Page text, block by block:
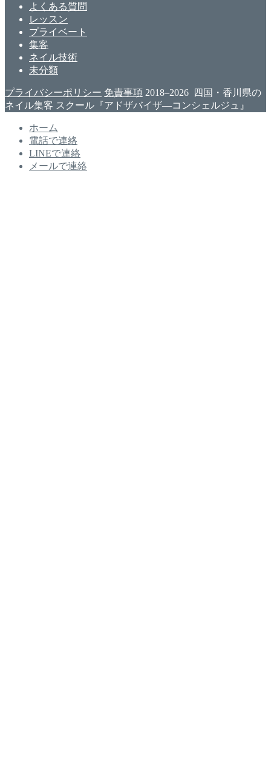
よくある質問
レッスン
プライベート
集客
ネイル技術
未分類
プライバシーポリシー 免責事項 2018–2026 四国・香川県の
ネイル集客 スクール『アドザバイザ―コンシェルジュ』
ホーム
電話で連絡
LINEで連絡
メールで連絡